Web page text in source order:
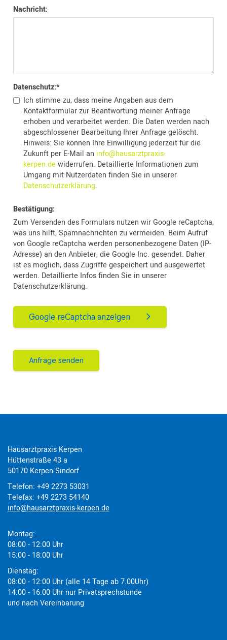
Nachricht:
Datenschutz:*
Ich stimme zu, dass meine Angaben aus dem
Kontaktformular zur Beantwortung meiner Anfrage
erhoben und verarbeitet werden. Die Daten werden nach
abgeschlossener Bearbeitung Ihrer Anfrage gelöscht.
Hinweis: Sie können Ihre Einwilligung jederzeit für die
Zukunft per E-Mail an info@hausarztpraxis-
kerpen.de widerrufen. Detaillierte Informationen zum
Umgang mit Nutzerdaten finden Sie in unserer
Datenschutzerklärung.
Bestätigung:
Zum Versenden des Formulars nutzen wir Google reCaptcha,
was uns hilft, Spamnachrichten zu vermeiden. Beim Aufruf
von Google reCaptcha werden personenbezogene Daten (IP-
Adresse) an den Anbieter, die Google Inc. gesendet. Daher
ist es möglich, dass Zugriffe gespeichert und ausgewertet
werden. Detaillierte Infos finden Sie in unserer
Datenschutzerklärung.
Google reCaptcha anzeigen
Hausarztpraxis Kerpen
Hüttenstraße 43 a
50170 Kerpen-Sindorf
Telefon: +49 2273 53031
Telefax: +49 2273 54140
info@hausarztpraxis-kerpen.de
Montag:
08:00 - 12:00 Uhr
15:00 - 18:00 Uhr
Dienstag:
08:00 - 12:00 Uhr (alle 14 Tage ab 7.00Uhr)
14:00 - 16:00 Uhr nur Privatsprechstunde
und nach Vereinbarung